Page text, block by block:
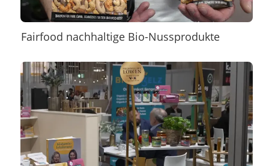
Fairfood nachhaltige Bio-Nussprodukte